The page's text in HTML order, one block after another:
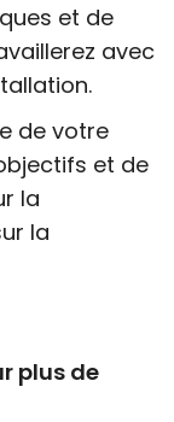
et de
avec
de votre
et de
la
la
plus de